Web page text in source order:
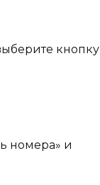
кнопку
номера» и